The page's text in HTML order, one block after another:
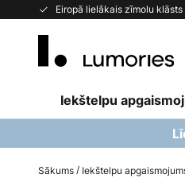
Eiropā lielākais zīmolu klāsts
Skip
Iekštelpu
Sākums Iekštelpu